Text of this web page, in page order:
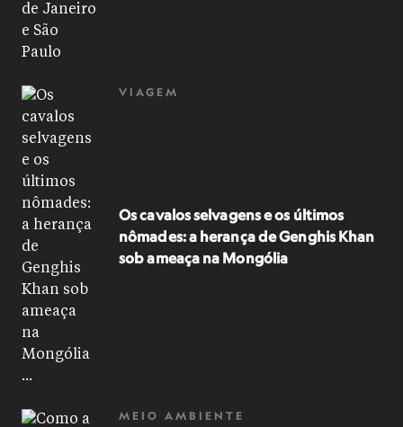
VIAGEM
Os cavalos selvagens e os últimos
nômades: a herança de Genghis Khan
sob ameaça na Mongólia
MEIO AMBIENTE